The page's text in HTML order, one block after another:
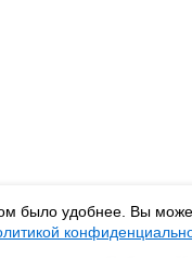
было удобнее. Вы